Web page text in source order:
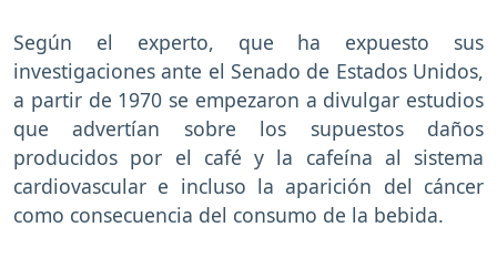
Según el experto, que ha expuesto sus
investigaciones ante el Senado de Estados Unidos,
a partir de 1970 se empezaron a divulgar estudios
que advertían sobre los supuestos daños
producidos por el café y la cafeína al sistema
cardiovascular e incluso la aparición del cáncer
como consecuencia del consumo de la bebida.